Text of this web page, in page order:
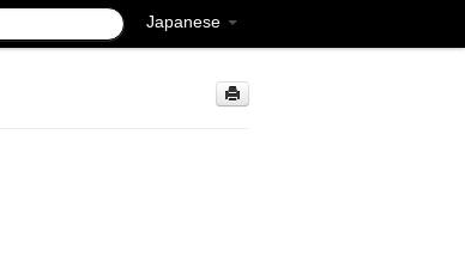
Japanese